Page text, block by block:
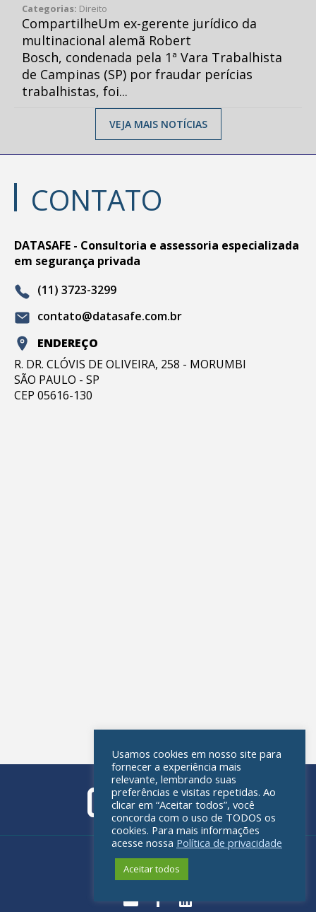
Categorias: Direito
CompartilheUm ex-gerente jurídico da
multinacional alemã Robert
Bosch, condenada pela 1ª Vara Trabalhista
de Campinas (SP) por fraudar perícias
trabalhistas, foi...
VEJA MAIS NOTÍCIAS
CONTATO
DATASAFE - Consultoria e assessoria especializada
em segurança privada
(11) 3723-3299
contato@datasafe.com.br
ENDEREÇO
R. DR. CLÓVIS DE OLIVEIRA, 258 - MORUMBI
SÃO PAULO - SP
CEP 05616-130
Política de privacidade
Usamos cookies em nosso site para
fornecer a experiência mais
relevante, lembrando suas
preferências e visitas repetidas. Ao
clicar em “Aceitar todos”, você
concorda com o uso de TODOS os
cookies. Para mais informações
acesse nossa Política de privacidade
Aceitar todos